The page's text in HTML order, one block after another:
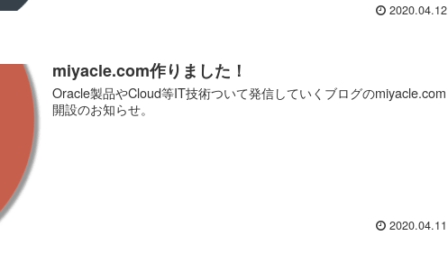
2020.04.12
miyacle.com作りました！
Oracle製品やCloud等IT技術ついて発信していくブログのmiyacle.com
開設のお知らせ。
2020.04.11